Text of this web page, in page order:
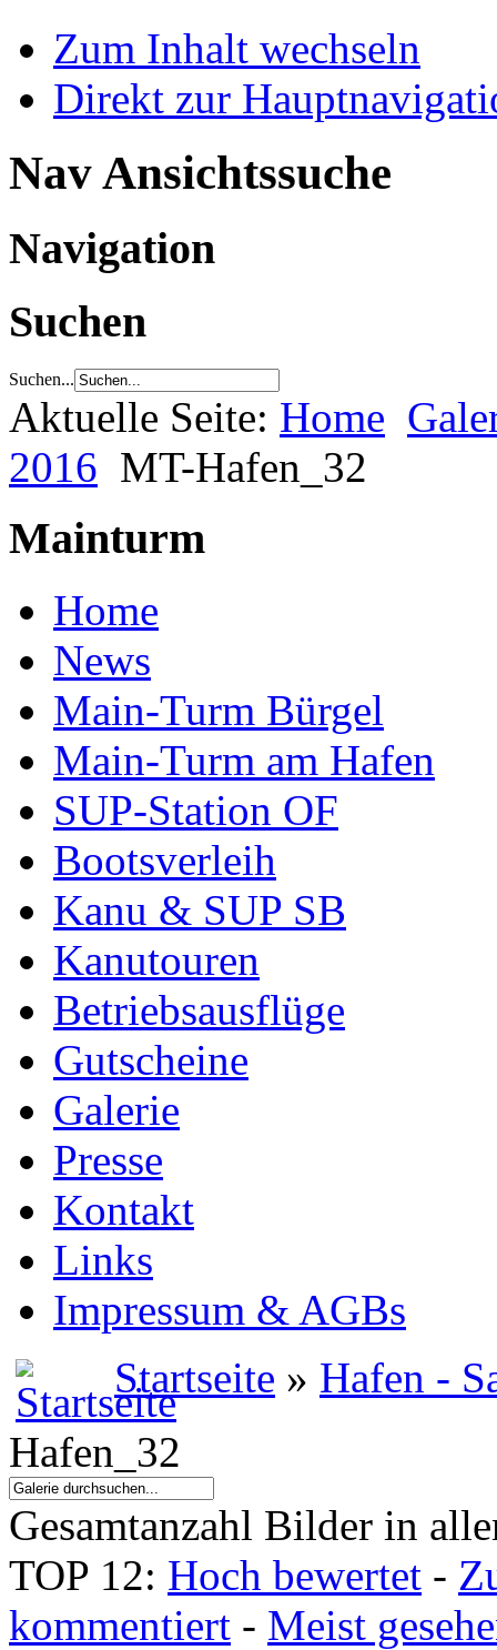
Zum Inhalt wechseln
Direkt zur
Nav Ansichtssuche
Navigation
Suchen
Suchen...
Aktuelle Seite: Home
2016 MT-Hafen_32
Mainturm
Home
News
Main-Turm Bürgel
Main-Turm am Hafen
SUP-Station OF
Bootsverleih
Kanu & SUP SB
Kanutouren
Betriebsausflüge
Gutscheine
Galerie
Presse
Kontakt
Links
Impressum & AGBs
Startseite » Hafen -
Hafen_32
Gesamtanzahl Bilder in
TOP 12: Hoch bewertet -
kommentiert - Meist